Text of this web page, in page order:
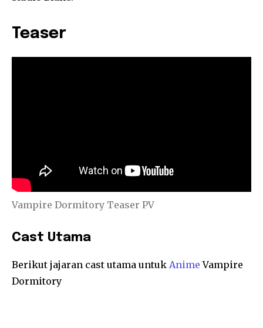
Teaser
Vampire Dormitory Teaser PV
Cast Utama
Berikut jajaran cast utama untuk Anime Vampire
Dormitory